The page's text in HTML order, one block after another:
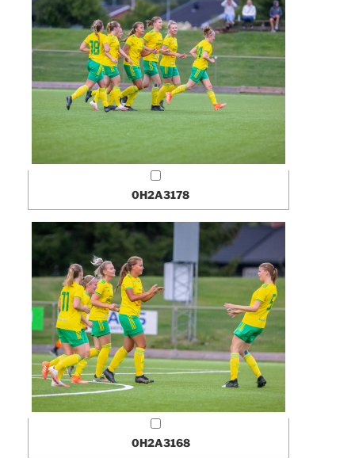
0H2A3178
0H2A3168